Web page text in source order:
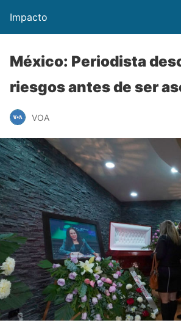
Impacto
México: Periodista
riesgos antes de ser
VOA